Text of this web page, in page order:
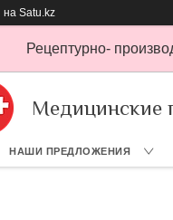
на Satu.kz
Рецептурно-
Медицинские
НАШИ ПРЕДЛОЖЕНИЯ